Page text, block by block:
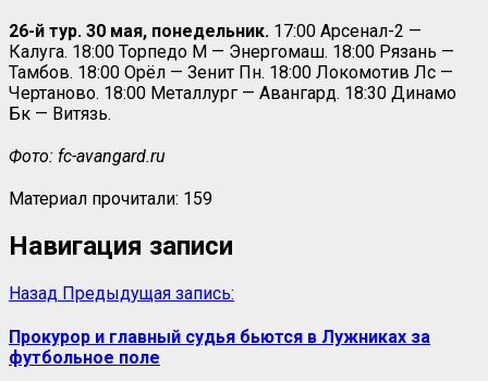
26-й тур. 30 мая, понедельник. 17:00 Арсенал-2 —
Калуга. 18:00 Торпедо М — Энергомаш. 18:00 Рязань —
Тамбов. 18:00 Орёл — Зенит Пн. 18:00 Локомотив Лс —
Чертаново. 18:00 Металлург — Авангард. 18:30 Динамо
Бк — Витязь.
Фото: fc-avangard.ru
Материал прочитали: 159
Навигация записи
Назад Предыдущая запись:
Прокурор и главный судья бьются в Лужниках за
футбольное поле